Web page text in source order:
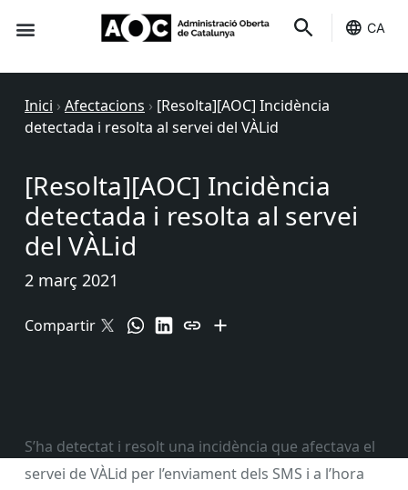
CA
Inici › Afectacions › [Resolta][AOC] Incidència
detectada i resolta al servei del VÀLid
[Resolta][AOC] Incidència
detectada i resolta al servei
del VÀLid
2 març 2021
Compartir
S’ha detectat i resolt una incidència que afectava el
servei de VÀLid per l’enviament dels SMS i a l’hora